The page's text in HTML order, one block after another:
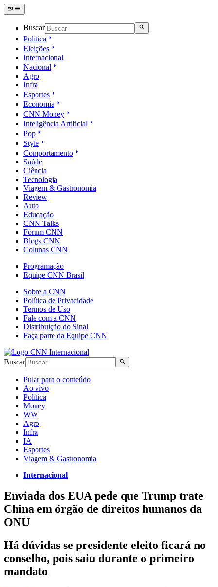
Buscar
Política
Eleições
Internacional
Nacional
Agro
Infra
Esportes
Economia
CNN Money
Inteligência Artificial
Pop
Style
Comportamento
Saúde
Ciência
Tecnologia
Viagem & Gastronomia
Review
Auto
Educação
CNN Talks
Fórum CNN
Blogs CNN
Colunas CNN
Programação
Equipe CNN Brasil
Sobre a CNN
Política de Privacidade
Termos de Uso
Fale com a CNN
Distribuição do Sinal
Faça parte da Equipe CNN
Buscar
Pular para o conteúdo
Ao vivo
Política
Money
WW
Agro
Infra
IA
Esportes
Viagem & Gastronomia
Internacional
Enviada dos EUA pede que Trump trate
China em órgão de direitos humanos da
ONU
Há dúvidas se presidente eleito ficará no
conselho, pois saiu durante o primeiro
mandato